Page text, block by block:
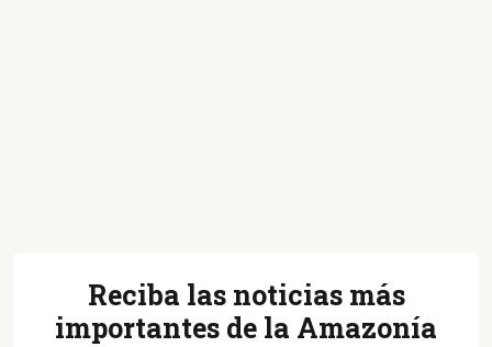
Reciba las noticias más
importantes de la Amazonía